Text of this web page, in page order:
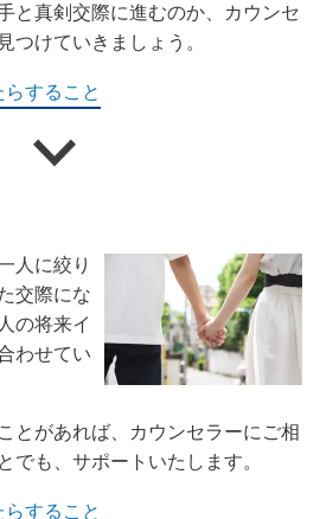
と真剣交際に進むのか、カウンセ
つけていきましょう。
すること
人に絞り
交際にな
の将来イ
わせてい
とがあれば、カウンセラーにご相
でも、サポートいたします。
すること